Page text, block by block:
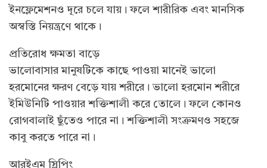
ইনফ্লেমেশনও দূরে চলে যায়। ফলে শারীরিক এবং মানসিক
অস্বস্তি নিয়ন্ত্রণে থাকে।
প্রতিরোধ ক্ষমতা বাড়ে
ভালোবাসার মানুষটিকে কাছে পাওয়া মানেই ভালো
হরমোনের ক্ষরণ বেড়ে যায় শরীরে। ভালো হরমোন শরীরে
ইমিউনিটি পাওয়ার শক্তিশালী করে তোলে। ফলে কোনও
রোগবালাই ছুঁতেও পারে না। শক্তিশালী সংক্রমণও সহজে
কাবু করতে পারে না।
আরইএম স্লিপিং